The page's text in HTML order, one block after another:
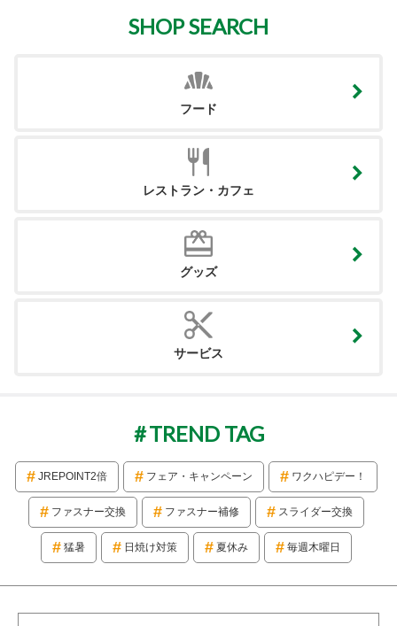
SHOP SEARCH
フード
レストラン・カフェ
グッズ
サービス
TREND TAG
JREPOINT2倍 フェア・キャンペーン ワクハピデー！
ファスナー交換 ファスナー補修 スライダー交換
猛暑 日焼け対策 夏休み 毎週木曜日